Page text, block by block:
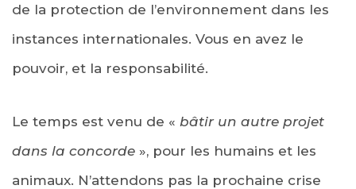
de la protection de l’environnement dans les
instances internationales. Vous en avez le
pouvoir, et la responsabilité.
Le temps est venu de « bâtir un autre projet
dans la concorde », pour les humains et les
animaux. N’attendons pas la prochaine crise